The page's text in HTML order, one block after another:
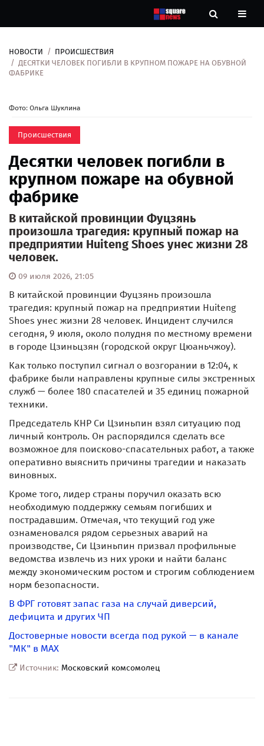
Новости
нас
НОВОСТИ
ПРОИСШЕСТВИЯ
ДЕСЯТКИ ЧЕЛОВЕК ПОГИБЛИ В КРУПНОМ ПОЖАРЕ НА ОБУВНОЙ
ФАБРИКЕ
Фото: Ольга Шуклина
Происшествия
Десятки человек погибли в
крупном пожаре на обувной
фабрике
В китайской провинции Фуцзянь
произошла трагедия: крупный пожар на
предприятии Huiteng Shoes унес жизни 28
человек.
09 июля 2026, 21:05
В китайской провинции Фуцзянь произошла
трагедия: крупный пожар на предприятии Huiteng
Shoes унес жизни 28 человек. Инцидент случился
сегодня, 9 июля, около полудня по местному времени
в городе Цзиньцзян (городской округ Цюаньчжоу).
Как только поступил сигнал о возгорании в 12:04, к
фабрике были направлены крупные силы экстренных
служб — более 180 спасателей и 35 единиц пожарной
техники.
Председатель КНР Си Цзиньпин взял ситуацию под
личный контроль. Он распорядился сделать все
возможное для поисково-спасательных работ, а также
оперативно выяснить причины трагедии и наказать
виновных.
Кроме того, лидер страны поручил оказать всю
необходимую поддержку семьям погибших и
пострадавшим. Отмечая, что текущий год уже
ознаменовался рядом серьезных аварий на
производстве, Си Цзиньпин призвал профильные
ведомства извлечь из них уроки и найти баланс
между экономическим ростом и строгим соблюдением
норм безопасности.
В ФРГ готовят запас газа на случай диверсий,
дефицита и других ЧП
Достоверные новости всегда под рукой — в канале
"МК" в MAX
Источник: Московский комсомолец